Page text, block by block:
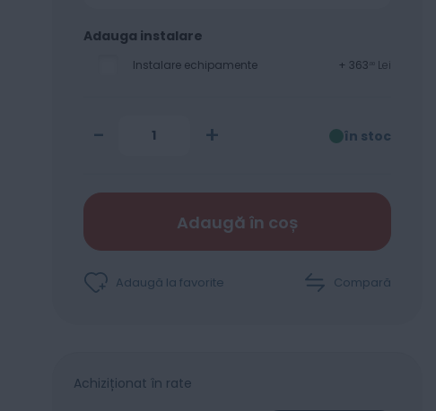
Adauga instalare
Instalare echipamente + 363 Lei
- + în stoc
Adaugă în coș
Adaugă la favorite Compară
Achiziționat în rate